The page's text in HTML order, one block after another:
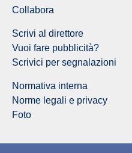
Collabora
Scrivi al direttore
Vuoi fare pubblicità?
Scrivici per segnalazioni
Normativa interna
Norme legali e privacy
Foto